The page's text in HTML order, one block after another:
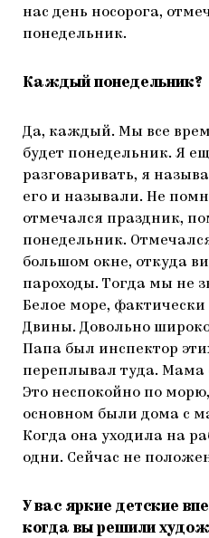
нас день носорога,
понедельник.
Каждый понедельник?
Да, каждый. Мы все
будет понедельник. Я
разговаривать, я
его и называли. Не
отмечался праздник,
понедельник.
большом окне, откуда
пароходы. Тогда мы не
Белое море, фактически
Двины. Довольно
Папа был инспектор
переплывал туда.
Это неспокойно по
основном были дома с
Когда она уходила на
одни. Сейчас не
У вас яркие детские
когда вы решили